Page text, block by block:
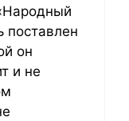
поставлен
он
и не